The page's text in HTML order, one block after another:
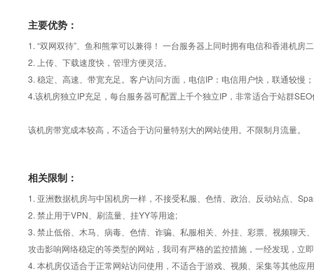
主要优势：
1. “双网双待”、鱼和熊掌可以兼得！ 一台服务器上同时拥有电信和香港机房
2. 上传、下载速度快，管理方便灵活。
3. 稳定、高速、带宽充足。客户访问方面，电信IP：电信用户快，联通较慢
4.该机房独立IP充足，每台服务器可配置上千个独立IP，非常适合于站群
该机房带宽成本较高，不适合于访问量特别大的网站使用。不限制月流量。
相关限制：
1. 亚洲数据机房与中国机房一样，不接受私服、色情、政治、反动站点、
2. 禁止用于VPN、刷流量、挂YY等用途;
3. 禁止低俗、木马、病毒、色情、诈骗、私服相关、外挂、彩票、视频聊
攻击影响网络稳定的等类型的网站，我司有严格的监控措施，一经发现，立
4. 本机房仅适合于正常网站访问使用，不适合于游戏、视频、采集等其他应